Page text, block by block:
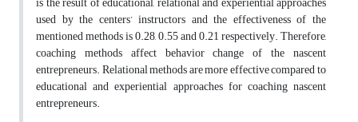
used by the centers’ instructors and the effectiveness of the
mentioned methods is 0.28, 0.55 and 0.21 respectively. Therefore,
coaching methods affect behavior change of the nascent
entrepreneurs. Relational methods are more effective compared to
educational and experiential approaches for coaching nascent
entrepreneurs.